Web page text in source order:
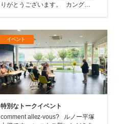
りがとうございます。 カング…
イベント
特別なトークイベント
comment allez-vous? ルノー平塚